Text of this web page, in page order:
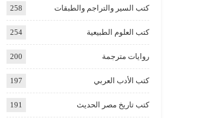
كتب السير والتراجم والطبقات 258
كتب العلوم الطبيعية 254
روايات مترجمة 200
كتب الأدب العربي 197
كتب تاريخ مصر الحديث 191